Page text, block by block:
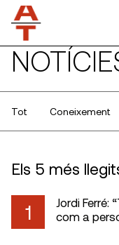
Tot Coneixement
Els 5 més
1
Jordi Ferré:
com a